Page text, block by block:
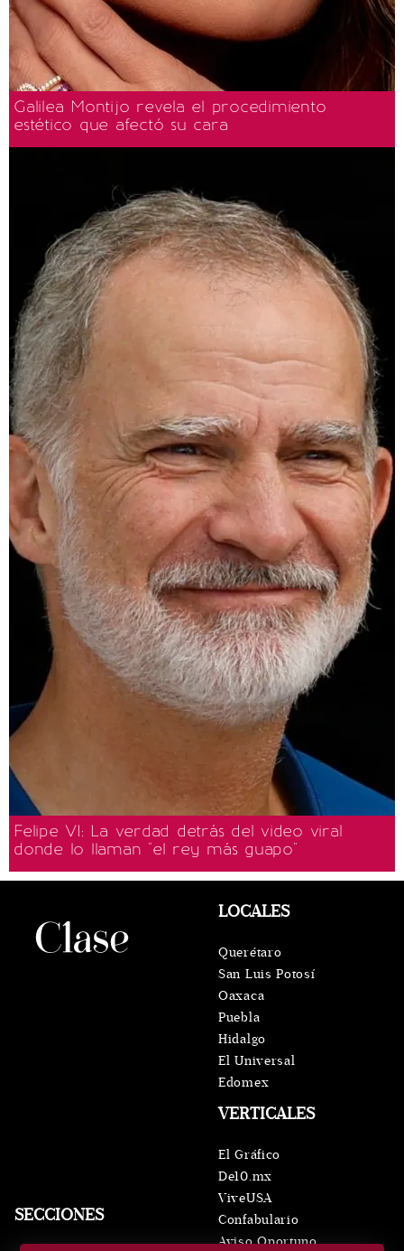
Galilea Montijo revela el procedimiento
estético que afectó su cara
Felipe VI: La verdad detrás del video viral
donde lo llaman "el rey más guapo"
SECCIONES
VERTICALES
El Gráfico
De10.mx
ViveUSA
Confabulario
Aviso Oportuno
LOCALES
Querétaro
San Luis Potosí
Oaxaca
Puebla
Hidalgo
El Universal
Edomex